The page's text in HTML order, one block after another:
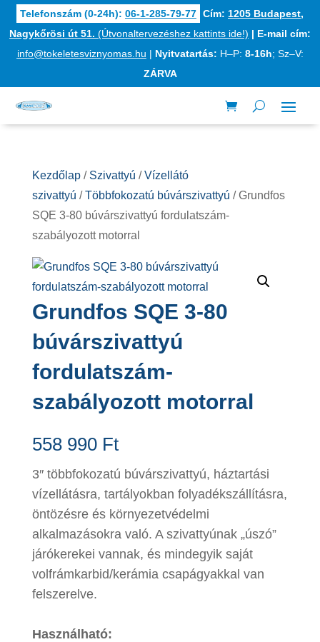
Telefonszám (0-24h): 06-1-285-79-77 Cím: 1205 Budapest,
Nagykőrösi út 51. (Útvonaltervezéshez kattints ide!) | E-mail cím:
info@tokeletesviznyomas.hu | Nyitvatartás: H–P: 8-16h; Sz–V:
ZÁRVA
Kezdőlap/ Szivattyú /Vízellátó
szivattyú /Többfokozatú búvárszivattyú / Grundfos
SQE 3-80 búvárszivattyú fordulatszám-
szabályozott motorral
Grundfos SQE 3-80
búvárszivattyú
fordulatszám-
szabályozott motorral
558 990 Ft
3″ többfokozatú búvárszivattyú, háztartási
vízellátásra, tartályokban folyadékszállításra,
öntözésre és környezetvédelmi
alkalmazásokra való. A szivattyúnak „úszó”
járókerekei vannak, és mindegyik saját
volfrámkarbid/kerámia csapágyakkal van
felszerelve.
Használható: